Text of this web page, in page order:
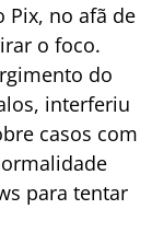
no afã de
o foco.
do
interferiu
casos com
para tentar